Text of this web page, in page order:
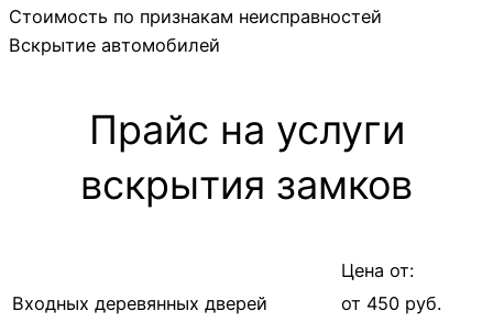
Стоимость по признакам неисправностей
Вскрытие автомобилей
Прайс на услуги
вскрытия замков
Цена от:
Входных деревянных дверей
от 450 руб.